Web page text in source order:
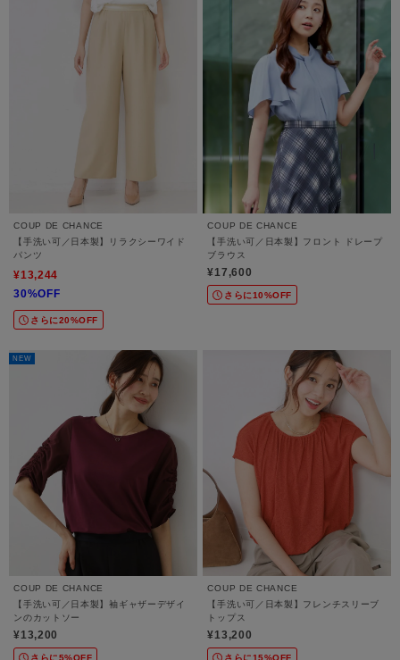
COUP DE CHANCE
【手洗い可／日本製】リラクシーワイド
パンツ
¥13,244
30%OFF
さらに20%OFF
COUP DE CHANCE
【手洗い可／日本製】フロント ドレープ
ブラウス
¥17,600
さらに10%OFF
NEW
COUP DE CHANCE
【手洗い可／日本製】袖ギャザーデザイ
ンのカットソー
¥13,200
さらに5%OFF
COUP DE CHANCE
【手洗い可／日本製】フレンチスリーブ
トップス
¥13,200
さらに15%OFF